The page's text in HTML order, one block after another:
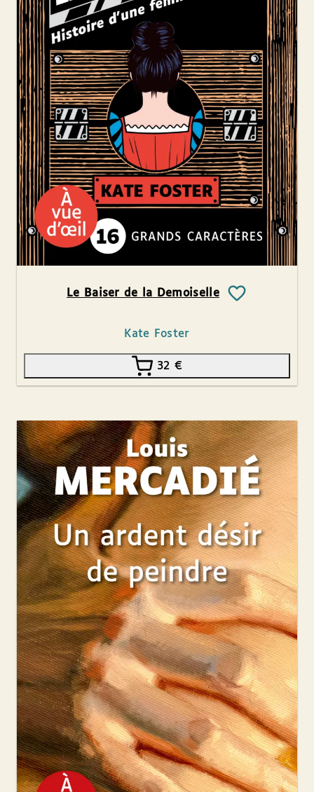
Le Baiser de la Demoiselle
Kate Foster
32 €